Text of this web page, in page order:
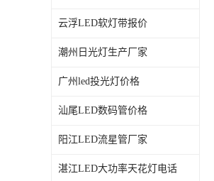
云浮LED软灯带报价
潮州日光灯生产厂家
广州led投光灯价格
汕尾LED数码管价格
阳江LED流星管厂家
湛江LED大功率天花灯电话